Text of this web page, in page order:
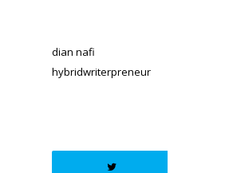
dian nafi
hybridwriterpreneur